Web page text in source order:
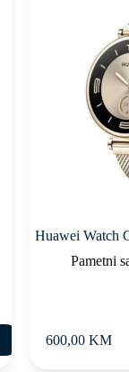
Huawei Watch
Pametni
600,00 KM